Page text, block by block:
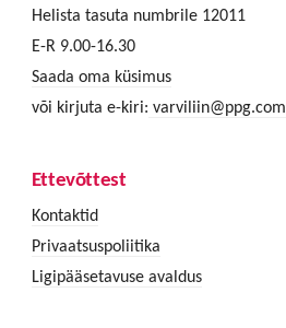
Helista tasuta numbrile 12011
E-R 9.00-16.30
Saada oma küsimus
või kirjuta e-kiri: varviliin@ppg.com
Ettevõttest
Kontaktid
Privaatsuspoliitika
Ligipääsetavuse avaldus